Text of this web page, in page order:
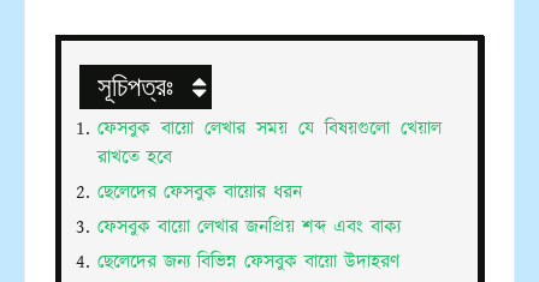
সূচিপত্রঃ
ফেসবুক বায়ো লেখার সময় যে বিষয়গুলো খেয়াল
রাখতে হবে
ছেলেদের ফেসবুক বায়োর ধরন
ফেসবুক বায়ো লেখার জনপ্রিয় শব্দ এবং বাক্য
ছেলেদের জন্য বিভিন্ন ফেসবুক বায়ো উদাহরণ